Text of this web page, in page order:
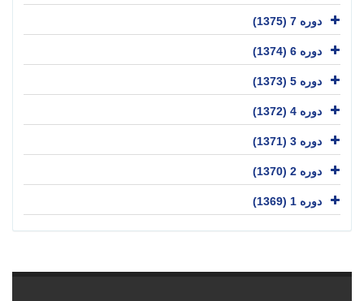
دوره 7 (1375)
دوره 6 (1374)
دوره 5 (1373)
دوره 4 (1372)
دوره 3 (1371)
دوره 2 (1370)
دوره 1 (1369)